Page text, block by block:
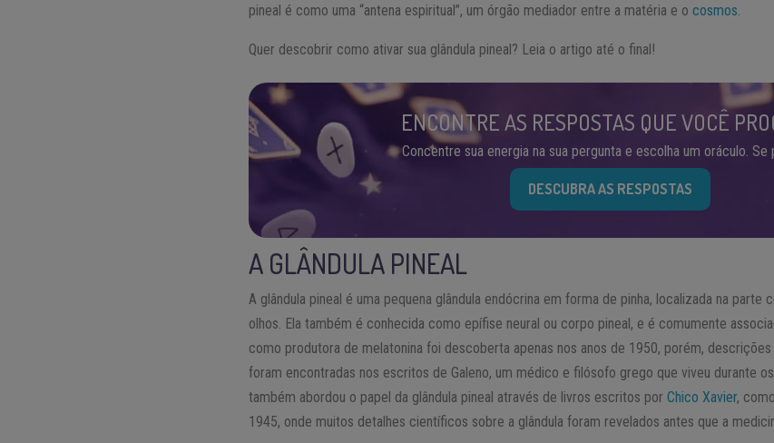
pineal é como uma “antena espiritual”, um órgão mediador entre a matéria e ocosmos
Quer descobrir como ativar sua glândula pineal? Leia o artigo até o final!
ENCONTRE AS RESPOSTAS QUE VOCÊ
Concentre sua energia na sua pergunta e escolha um oráculo. Se
DESCUBRA AS RESPOSTAS
A GLÂNDULA PINEAL
A glândula pineal é uma pequena glândula endócrina em forma de pinha, localizada na parte
olhos. Ela também é conhecida como epífise neural ou corpo pineal, e é comumente
como produtora de melatonina foi descoberta apenas nos anos de 1950, porém,
foram encontradas nos escritos de Galeno, um médico e filósofo grego que viveu durante
também abordou o papel da glândula pineal através de livros escritos porChico Xavier,
1945, onde muitos detalhes científicos sobre a glândula foram revelados antes que a